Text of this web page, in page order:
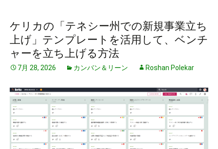
ケリカの「テネシー州での新規事業立ち
上げ」テンプレートを活用して、ベンチ
ャーを立ち上げる方法
7月 28, 2026 カンバン＆リーン Roshan Polekar